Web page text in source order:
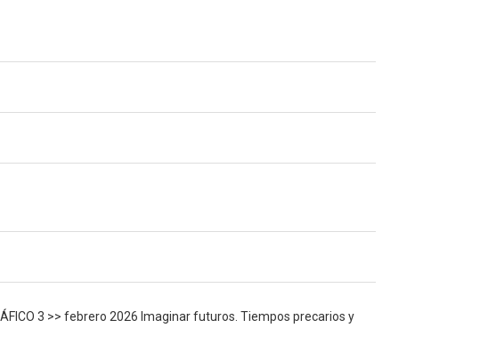
3 >> febrero 2026 Imaginar futuros. Tiempos precarios y